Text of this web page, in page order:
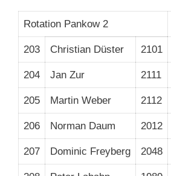
Rotation Pankow 2
203 Christian Düster 2101
204 Jan Zur 2111
205 Martin Weber 2112
206 Norman Daum 2012
207 Dominic Freyberg 2048